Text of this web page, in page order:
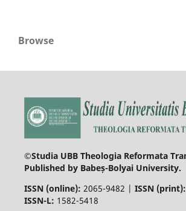
Browse
©Studia UBB Theologia Reformata
Published by Babeș-Bolyai University.
ISSN (online): 2065-9482 | ISSN (print):
ISSN-L: 1582-5418